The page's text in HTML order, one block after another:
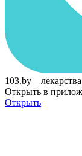
103.by –
Открыть в
Открыть